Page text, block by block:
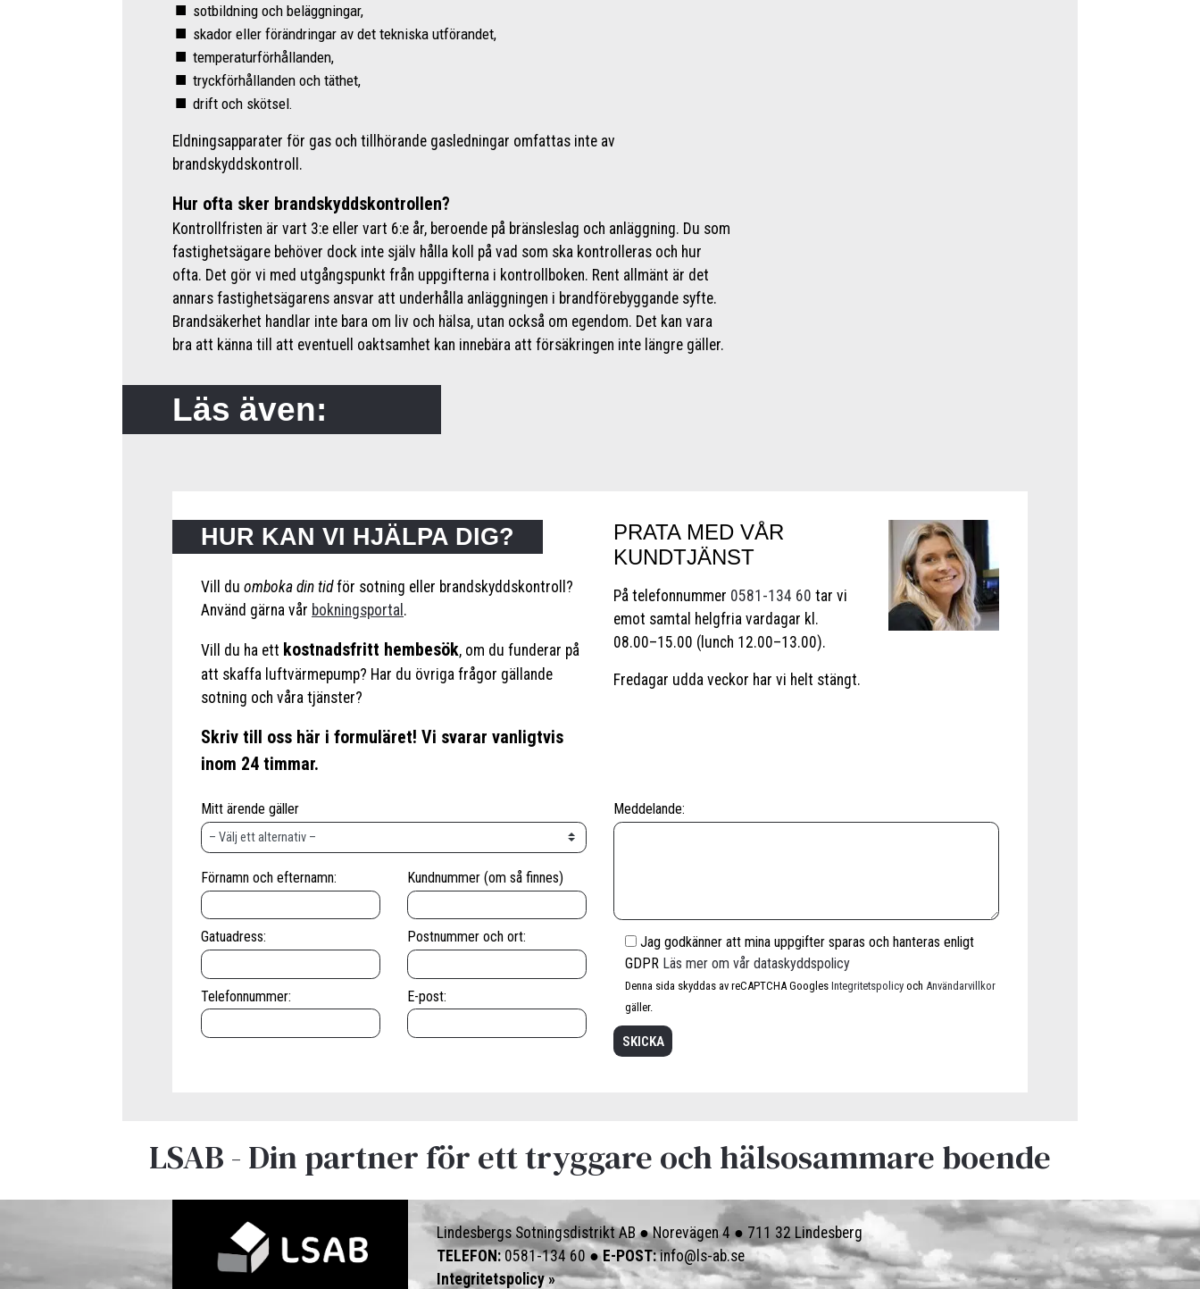
sotbildning och beläggningar,
skador eller förändringar av det tekniska utförandet,
temperaturförhållanden,
tryckförhållanden och täthet,
drift och skötsel.
Eldningsapparater för gas och tillhörande gasledningar omfattas inte av
brandskyddskontroll.
Hur ofta sker brandskyddskontrollen?
Kontrollfristen är vart 3:e eller vart 6:e år, beroende på bränsleslag och anläggning. Du som
fastighetsägare behöver dock inte själv hålla koll på vad som ska kontrolleras och hur
ofta. Det gör vi med utgångspunkt från uppgifterna i kontrollboken. Rent allmänt är det
annars fastighetsägarens ansvar att underhålla anläggningen i brandförebyggande syfte.
Brandsäkerhet handlar inte bara om liv och hälsa, utan också om egendom. Det kan vara
bra att känna till att eventuell oaktsamhet kan innebära att försäkringen inte längre gäller.
Läs även:
HUR KAN VI HJÄLPA DIG?
Vill du omboka din tidför sotning eller brandskyddskontroll?
Använd gärna vår bokningsportal .
Vill du ha ett kostnadsfritt hembesök, om du funderar på
att skaffa luftvärmepump? Har du övriga frågor gällande
sotning och våra tjänster?
Skriv till oss här i formuläret! Vi svarar vanligtvis
inom 24 timmar.
PRATA MED VÅR
KUNDTJÄNST
På telefonnummer 0581-134 60 tar vi
emot samtal helgfria vardagar kl.
08.00–15.00 (lunch 12.00–13.00).
Fredagar udda veckor har vi helt stängt.
Mitt ärende gäller
Förnamn och efternamn:
Gatuadress:
Telefonnummer:
Kundnummer (om så finnes)
Postnummer och ort:
E-post:
Meddelande:
Jag godkänner att mina uppgifter sparas och hanteras enligt
GDPR Läs mer om vår dataskyddspolicy
Denna sida skyddas av reCAPTCHA Googles Integritetspolicyoch Användarvillkor
gäller.
LSAB - Din partner för ett tryggare och hälsosammare boende
Lindesbergs Sotningsdistrikt AB ● Norevägen 4 ● 711 32 Lindesberg
TELEFON:0581-134 60 ● E-POST:info@ls-ab.se
Integritetspolicy »